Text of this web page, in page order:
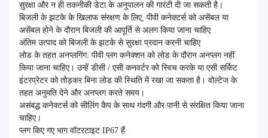
सुरक्षा और न ही तकनीकी डेटा के अनुपालन की गारंटी दी जा सकती है।
बिजली के झटके के खिलाफ संरक्षण के लिए, पीवी कनेक्टर्स को असेंबल या
असेंबल होने के दौरान बिजली की आपूर्ति से अलग किया जाना चाहिए
अंतिम उत्पाद को बिजली के झटके से सुरक्षा प्रदान करनी चाहिए
लोड के तहत अनप्लगिंग: पीवी प्लग कनेक्शन को लोड के दौरान अनप्लग नहीं
किया जाना चाहिए। उन्हें डीसी / एसी कनवर्टर को स्विच करके या एसी सर्किट
इंटरप्रेटर को तोड़कर बिना लोड की स्थिति में रखा जा सकता है। वोल्टेज के
तहत अनुमति देने और अनप्लग करते समय।
असंबद्ध कनेक्टर्स को सीलिंग कैप के साथ गंदगी और पानी से संरक्षित किया जाना
चाहिए।
प्लग किए गए भाग वॉटरटाइट IP67 हैं